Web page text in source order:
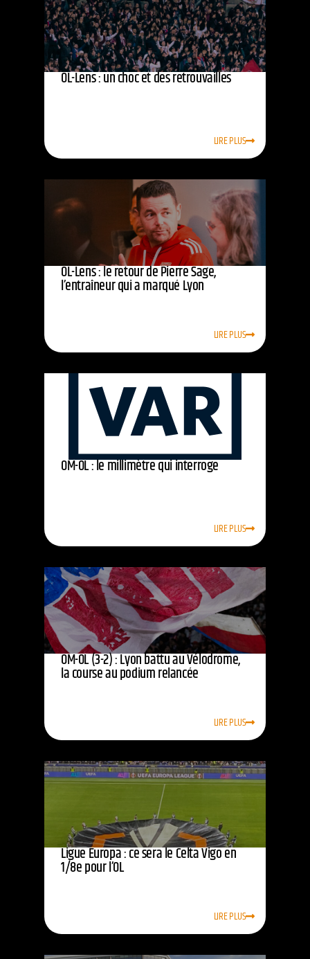
OL-Lens : un choc et des retrouvailles
LIRE PLUS
OL-Lens : le retour de Pierre Sage,
l’entraîneur qui a marqué Lyon
LIRE PLUS
OM-OL : le millimètre qui interroge
LIRE PLUS
OM-OL (3-2) : Lyon battu au Vélodrome,
la course au podium relancée
LIRE PLUS
Ligue Europa : ce sera le Celta Vigo en
1/8e pour l’OL
LIRE PLUS